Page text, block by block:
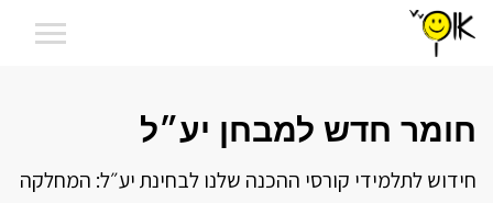
חומר חדש למבחן יע״ל
חידוש לתלמידי קורסי ההכנה שלנו לבחינת יע״ל: המחלקה